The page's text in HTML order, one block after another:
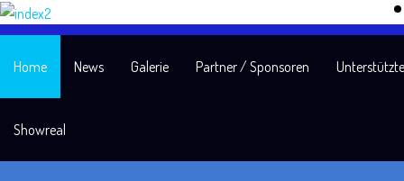
Home News Galerie Partner / Sponsoren
Showreal